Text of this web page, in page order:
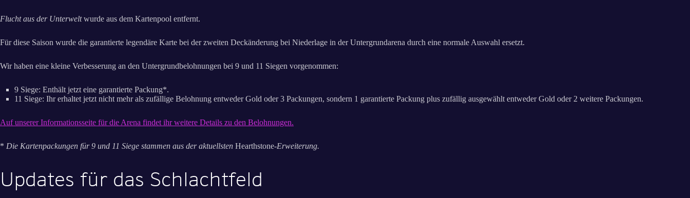
Flucht aus der Unterweltwurde aus dem Kartenpool entfernt.
Für diese Saison wurde die garantierte legendäre Karte bei der zweiten Deckänderung bei Niederlage in der Untergrundarena durch eine normale Auswahl ersetzt.
Wir haben eine kleine Verbesserung an den Untergrundbelohnungen bei 9 und 11 Siegen vorgenommen:
9 Siege: Enthält jetzt eine garantierte Packung*.
11 Siege: Ihr erhaltet jetzt nicht mehr als zufällige Belohnung entweder Gold oder 3 Packungen, sondern 1 garantierte Packung plus zufällig ausgewählt entweder Gold oder 2 weitere Packungen.
Auf unserer Informationsseite für die Arena findet ihr weitere Details zu den Belohnungen.
* Die Kartenpackungen für 9 und 11 Siege stammen aus der aktuellsten Hearthstone-Erweiterung.
Updates für das Schlachtfeld